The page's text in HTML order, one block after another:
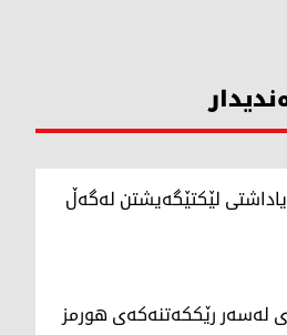
لێکتێگەیشتن لەگەڵ
لەسەر رێککەتنەکەی هورمز